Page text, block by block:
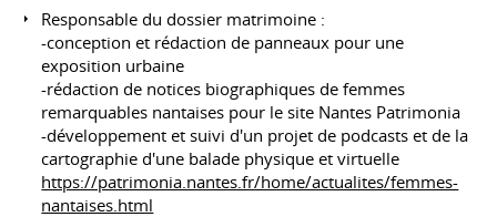
Responsable du dossier matrimoine :
-conception et rédaction de panneaux pour une
exposition urbaine
-rédaction de notices biographiques de femmes
remarquables nantaises pour le site Nantes Patrimonia
-développement et suivi d'un projet de podcasts et de la
cartographie d'une balade physique et virtuelle
https://patrimonia.nantes.fr/home/actualites/femmes-
nantaises.html